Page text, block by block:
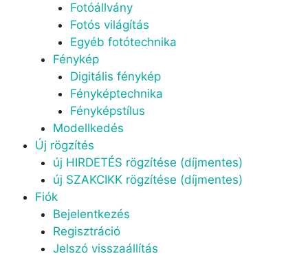
Fotóállvány
Fotós világítás
Egyéb fotótechnika
Fénykép
Digitális fénykép
Fényképtechnika
Fényképstílus
Modellkedés
Új rögzítés
új HIRDETÉS rögzítése (díjmentes)
új SZAKCIKK rögzítése (díjmentes)
Fiók
Bejelentkezés
Regisztráció
Jelszó visszaállítás